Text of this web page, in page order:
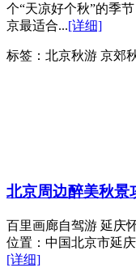
个“天凉好个秋”的季
京最适合...[详细]
标签： 北京秋游 京郊
北京周边醉美秋景
百里画廊自驾游 延庆
位置：中国北京市延
[详细]